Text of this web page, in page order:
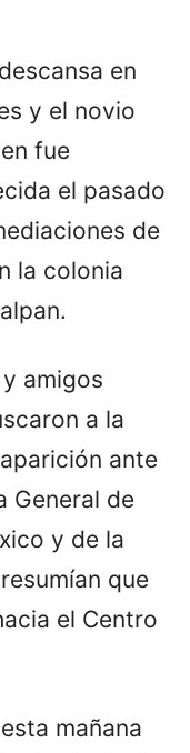
en
y el novio
fue
el pasado
de
la colonia
amigos
a la
ante
General de
y de la
que
el Centro
mañana